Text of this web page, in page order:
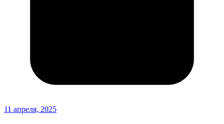
11 апреля, 2025